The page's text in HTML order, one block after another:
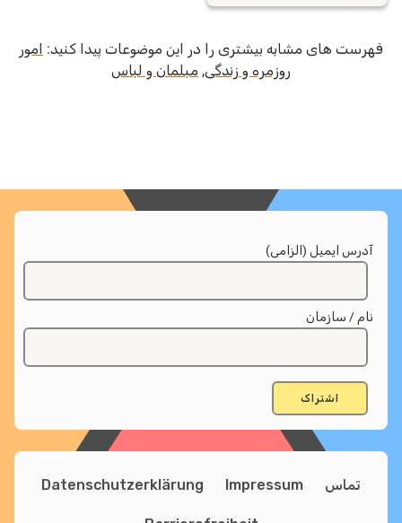
فهرست های مشابه بیشتری را در این موضوعات پیدا کنید: امور
روزمره و زندگی, مبلمان و لباس
آدرس ایمیل (الزامی)
نام / سازمان
تماس Impressum
Datenschutzerklärung